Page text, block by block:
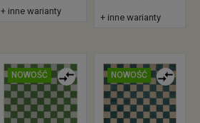
+ inne warianty
+ inne warianty
NOWOŚĆ NOWOŚĆ